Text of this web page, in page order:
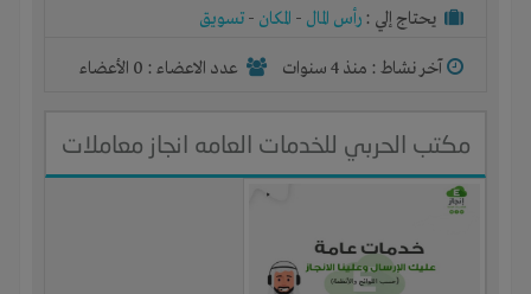
يحتاج إلي : رأس المال - المكان - تسويق
آخر نشاط : منذ 4 سنوات عدد الاعضاء : 0 الأعضاء
مكتب الحربي للخدمات العامه انجاز معاملات